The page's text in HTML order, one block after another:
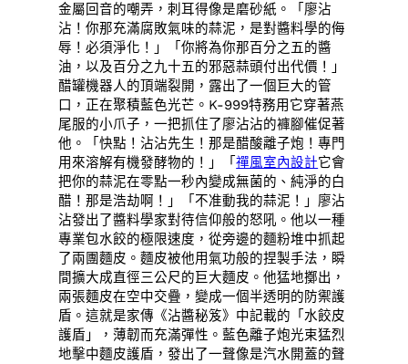
金屬回音的嘲弄，刺耳得像是磨砂紙。「廖沾
沾！你那充滿腐敗氣味的蒜泥，是對醬料學的侮
辱！必須淨化！」「你將為你那百分之五的醬
油，以及百分之九十五的邪惡蒜頭付出代價！」
醋罐機器人的頂端裂開，露出了一個巨大的管
口，正在聚積藍色光芒。K-999特務用它穿著燕
尾服的小爪子，一把抓住了廖沾沾的褲腳催促著
他。「快點！沾沾先生！那是醋酸離子炮！專門
用來溶解有機發酵物的！」「禪風室內設計它會
把你的蒜泥在零點一秒內變成無菌的、純淨的白
醋！那是浩劫啊！」「不准動我的蒜泥！」廖沾
沾發出了醬料學家對待信仰般的怒吼。他以一種
專業包水餃的極限速度，從旁邊的麵粉堆中抓起
了兩團麵皮。麵皮被他用氣功般的捏製手法，瞬
間擴大成直徑三公尺的巨大麵皮。他猛地擲出，
兩張麵皮在空中交疊，變成一個半透明的防禦護
盾。這就是家傳《沾醬秘笈》中記載的「水餃皮
護盾」，薄韌而充滿彈性。藍色離子炮光束猛烈
地擊中麵皮護盾，發出了一聲像是汽水開蓋的聲